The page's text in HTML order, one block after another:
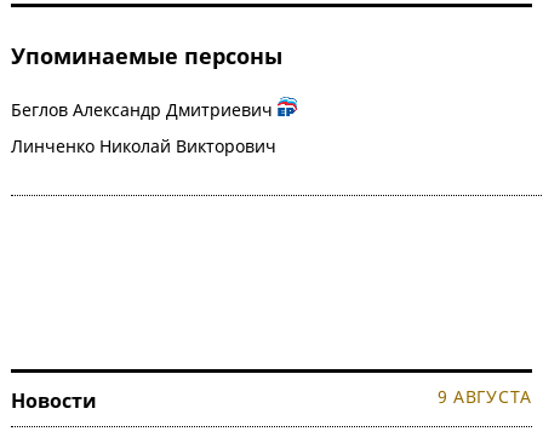
Упоминаемые персоны
Беглов Александр Дмитриевич
Линченко Николай Викторович
Новости 9 АВГУСТА